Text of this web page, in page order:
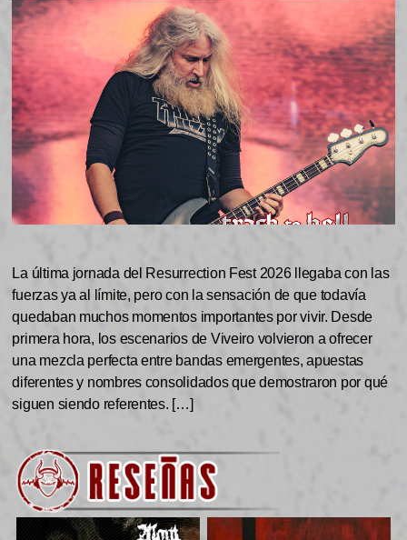
La última jornada del Resurrection Fest 2026 llegaba con las
fuerzas ya al límite, pero con la sensación de que todavía
quedaban muchos momentos importantes por vivir. Desde
primera hora, los escenarios de Viveiro volvieron a ofrecer
una mezcla perfecta entre bandas emergentes, apuestas
diferentes y nombres consolidados que demostraron por qué
siguen siendo referentes. […]